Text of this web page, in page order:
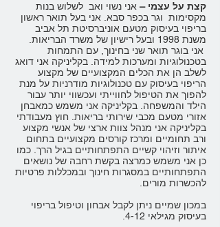
קצת על עצמי – אני נשוי ואב לשלוש בנות
מקסימות וגר בכפר סבא. אני בעל תואר ראשון
בריפוי בעיסוק מטעם אוניברסיטת תל אביב
משנת 1998 ובעל רישיון של משרד הבריאות.
אני בוגר תואר שני בחינוך, עם התמחות
בטכנולוגיות ומערכות למידה. בקליניקה אני דואג
לשלב הן את הכלים המקצועיים של מקצוע
הריפוי בעיסוק עם טכנולוגיות מודרניות על מנת
להפוך את הטיפול לחווייתי ועכשווי יותר עבור
הילד והמשפחה. בקליניקה אני משמש כמאבחן
אזורי מטעם מכבי שירותי בריאות. חוץ מעבודתי
בקליניקה אני מנהל צוות ארצי של אנשי מקצוע
ורב תחומיים ומרכז קורסים מקצועיים בתחום
איתור וזיהוי קשיים התפתחותיים בגיל הרך. כמו
כן אני משמש כמרצה בקשת רחבה של נושאים
התפתחותיים במסגרות חינוך ובמכללות פרטיות
להכשרות מורים.
במכון שמיים ניתן לקבל אבחון וטיפול בריפוי
בעיסוק מגילאי 4-12.